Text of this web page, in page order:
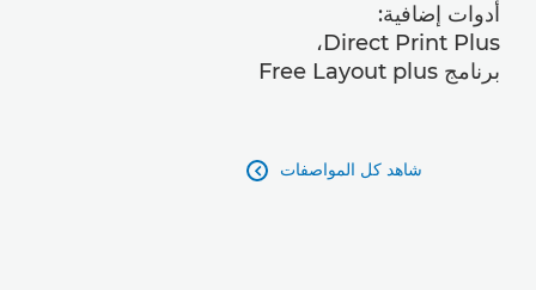
أدوات إضافية:
Direct Print Plus،
برنامج Free Layout plus
شاهد كل المواصفات 